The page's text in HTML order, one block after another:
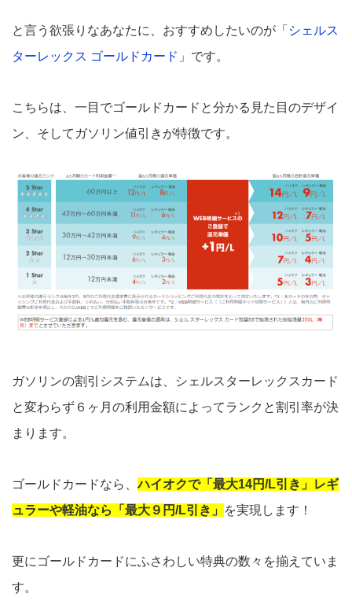
と言う欲張りなあなたに、おすすめしたいのが「 シェルス
ターレックス ゴールドカード 」です。
こちらは、一目でゴールドカードと分かる見た目のデザイ
ン、そしてガソリン値引きが特徴です。
ガソリンの割引システムは、シェルスターレックスカード
と変わらず６ヶ月の利用金額によってランクと割引率が決
まります。
ゴールドカードなら、ハイオクで「最大14円/L引き」レギ
ュラーや軽油なら「最大９円/L引き」
を実現します！
更にゴールドカードにふさわしい特典の数々を揃えていま
す。